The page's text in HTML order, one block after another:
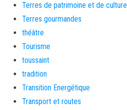
Terres de patrimoine et de culture
Terres gourmandes
théâtre
Tourisme
toussaint
tradition
Transition Energétique
Transport et routes